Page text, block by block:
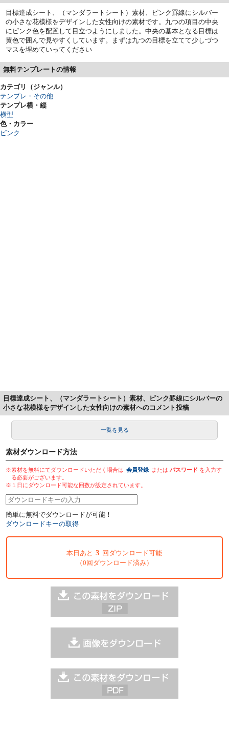
目標達成シート、（マンダラートシート）素材、ピンク罫線にシルバー
の小さな花模様をデザインした女性向けの素材です。九つの項目の中央
にピンク色を配置して目立つようにしました。中央の基本となる目標は
黄色で囲んで見やすくしています。まずは九つの目標を立てて少しづつ
マスを埋めていってください
無料テンプレートの情報
カテゴリ（ジャンル）
テンプレ・その他
テンプレ横・縦
横型
色・カラー
ピンク
目標達成シート、（マンダラートシート）素材、ピンク罫線にシルバーの
小さな花模様をデザインした女性向けの素材へのコメント投稿
一覧を見る
素材ダウンロード方法
※素材を無料にてダウンロードいただく場合は 会員登録 またはパスワード を入力す
る必要がございます。
※１日にダウンロード可能な回数が設定されています。
簡単に無料でダウンロードが可能！
ダウンロードキーの取得
本日あと 3 回ダウンロード可能
（0回ダウンロード済み）